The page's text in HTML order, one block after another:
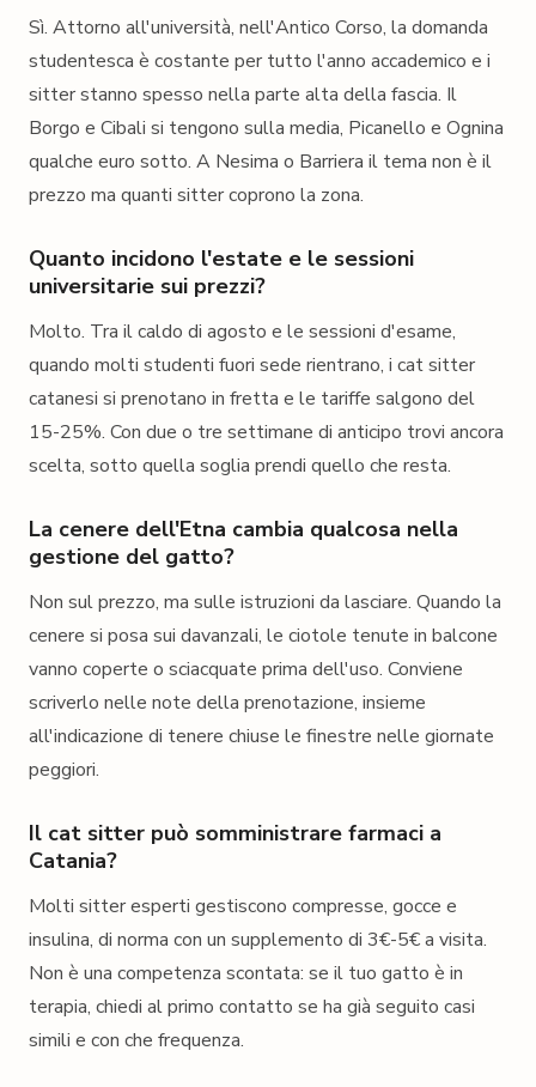
Sì. Attorno all'università, nell'Antico Corso, la domanda
studentesca è costante per tutto l'anno accademico e i
sitter stanno spesso nella parte alta della fascia. Il
Borgo e Cibali si tengono sulla media, Picanello e Ognina
qualche euro sotto. A Nesima o Barriera il tema non è il
prezzo ma quanti sitter coprono la zona.
Quanto incidono l'estate e le sessioni
universitarie sui prezzi?
Molto. Tra il caldo di agosto e le sessioni d'esame,
quando molti studenti fuori sede rientrano, i cat sitter
catanesi si prenotano in fretta e le tariffe salgono del
15-25%. Con due o tre settimane di anticipo trovi ancora
scelta, sotto quella soglia prendi quello che resta.
La cenere dell'Etna cambia qualcosa nella
gestione del gatto?
Non sul prezzo, ma sulle istruzioni da lasciare. Quando la
cenere si posa sui davanzali, le ciotole tenute in balcone
vanno coperte o sciacquate prima dell'uso. Conviene
scriverlo nelle note della prenotazione, insieme
all'indicazione di tenere chiuse le finestre nelle giornate
peggiori.
Il cat sitter può somministrare farmaci a
Catania?
Molti sitter esperti gestiscono compresse, gocce e
insulina, di norma con un supplemento di 3€-5€ a visita.
Non è una competenza scontata: se il tuo gatto è in
terapia, chiedi al primo contatto se ha già seguito casi
simili e con che frequenza.